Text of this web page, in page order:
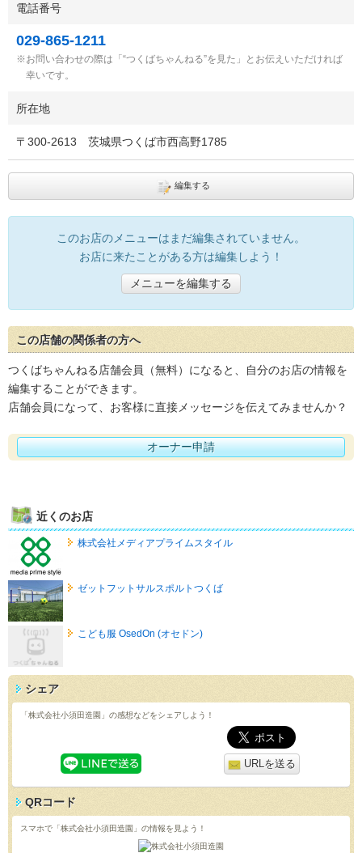
電話番号
029-865-1211
お問い合わせの際は「“つくばちゃんねる”を見た」とお伝えいただければ
幸いです。
所在地
〒 300-2613 茨城県つくば市西高野1785
編集する
このお店のメニューはまだ編集されていません。
お店に来たことがある方は編集しよう！
メニューを編集する
この店舗の関係者の方へ
つくばちゃんねる店舗会員（無料）になると、自分のお店の情報を
編集することができます。
店舗会員になって、お客様に直接メッセージを伝えてみませんか？
オーナー申請
近くのお店
株式会社メディアプライムスタイル
ゼットフットサルスポルトつくば
こども服 OsedOn (オセドン)
シェア
「株式会社小須田造園」の感想などをシェアしよう！
URLを送る
QRコード
スマホで「株式会社小須田造園」の情報を見よう！